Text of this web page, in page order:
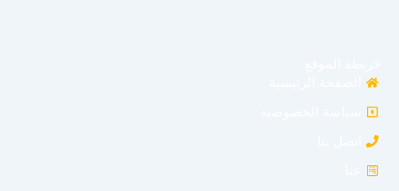
الصفحة الرئيسية
سياسة الخصوصية
اتصل بنا
عنا